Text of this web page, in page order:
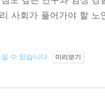
사회가 풀어가야 할
수 있습니다. 미리보기